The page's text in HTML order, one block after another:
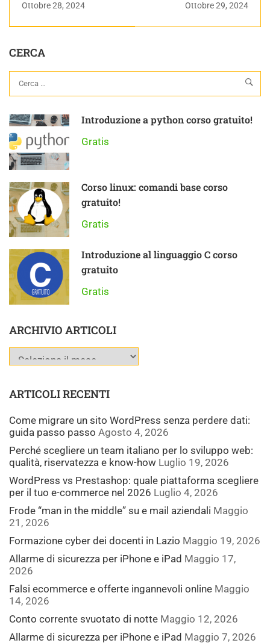
Appunti di Fisica
Generale
Ottobre 28, 2024
con Prestashop Vol. 2
– livello intermedio
Ottobre 29, 2024
CERCA
Introduzione a python corso gratuito!
Gratis
Corso linux: comandi base corso
gratuito!
Gratis
Introduzione al linguaggio C corso
gratuito
Gratis
ARCHIVIO ARTICOLI
ARTICOLI RECENTI
Come migrare un sito WordPress senza perdere dati:
guida passo passo Agosto 4, 2026
Perché scegliere un team italiano per lo sviluppo web:
qualità, riservatezza e know-how Luglio 19, 2026
WordPress vs Prestashop: quale piattaforma scegliere
per il tuo e-commerce nel 2026 Luglio 4, 2026
Frode “man in the middle” su e mail aziendali Maggio
21, 2026
Formazione cyber dei docenti in Lazio Maggio 19, 2026
Allarme di sicurezza per iPhone e iPad Maggio 17,
2026
Falsi ecommerce e offerte ingannevoli online Maggio
14, 2026
Conto corrente svuotato di notte Maggio 12, 2026
Allarme di sicurezza per iPhone e iPad Maggio 7, 2026